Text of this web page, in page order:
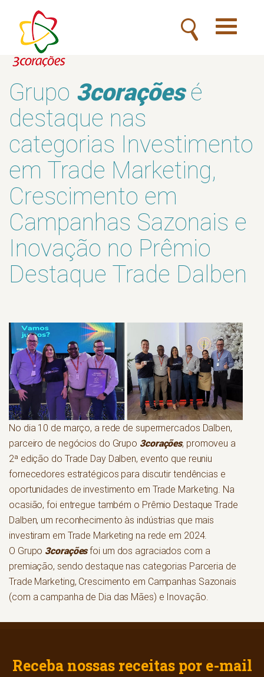
Toggle
navigation
Grupo 3coraçõesé
destaque nas
categorias Investimento
em Trade Marketing,
Crescimento em
Campanhas Sazonais e
Inovação no Prêmio
Destaque Trade Dalben
No dia 10 de março, a rede de supermercados Dalben,
parceiro de negócios do Grupo 3corações, promoveu a
2ª edição do Trade Day Dalben, evento que reuniu
fornecedores estratégicos para discutir tendências e
oportunidades de investimento em Trade Marketing. Na
ocasião, foi entregue também o Prêmio Destaque Trade
Dalben, um reconhecimento às indústrias que mais
investiram em Trade Marketing na rede em 2024.
O Grupo 3coraçõesfoi um dos agraciados com a
premiação, sendo destaque nas categorias Parceria de
Trade Marketing, Crescimento em Campanhas Sazonais
(com a campanha de Dia das Mães) e Inovação.
Receba nossas receitas por e-mail